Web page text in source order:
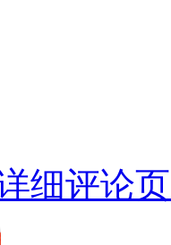
细评论